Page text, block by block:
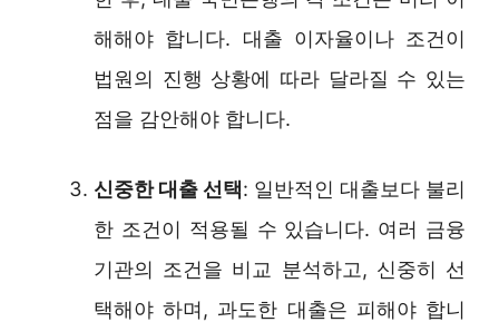
해해야 합니다. 대출 이자율이나 조건이
법원의 진행 상황에 따라 달라질 수 있는
점을 감안해야 합니다.
신중한 대출 선택: 일반적인 대출보다 불리
한 조건이 적용될 수 있습니다. 여러 금융
기관의 조건을 비교 분석하고, 신중히 선
택해야 하며, 과도한 대출은 피해야 합니